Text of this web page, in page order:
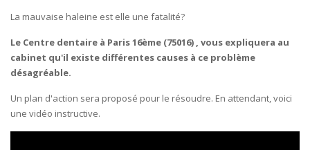
La mauvaise haleine est elle une fatalité?
Le Centre dentaire à Paris 16ème (75016) , vous expliquera au
cabinet qu'il existe différentes causes à ce problème
désagréable.
Un plan d'action sera proposé pour le résoudre. En attendant, voici
une vidéo instructive.